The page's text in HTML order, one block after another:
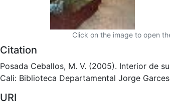
Click on the image to open
Citation
Posada Ceballos, M. V. (2005). Interior de
Cali: Biblioteca Departamental Jorge
URI